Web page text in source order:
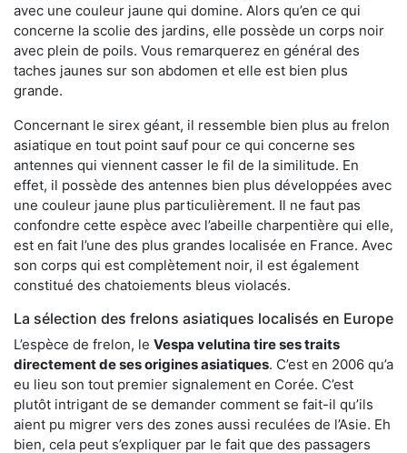
avec une couleur jaune qui domine. Alors qu’en ce qui
concerne la scolie des jardins, elle possède un corps noir
avec plein de poils. Vous remarquerez en général des
taches jaunes sur son abdomen et elle est bien plus
grande.
Concernant le sirex géant, il ressemble bien plus au frelon
asiatique en tout point sauf pour ce qui concerne ses
antennes qui viennent casser le fil de la similitude. En
effet, il possède des antennes bien plus développées avec
une couleur jaune plus particulièrement. Il ne faut pas
confondre cette espèce avec l’abeille charpentière qui elle,
est en fait l’une des plus grandes localisée en France. Avec
son corps qui est complètement noir, il est également
constitué des chatoiements bleus violacés.
La sélection des frelons asiatiques localisés en Europe
L’espèce de frelon, le Vespa velutina tire ses traits
directement de ses origines asiatiques. C’est en 2006 qu’a
eu lieu son tout premier signalement en Corée. C’est
plutôt intrigant de se demander comment se fait-il qu’ils
aient pu migrer vers des zones aussi reculées de l’Asie. Eh
bien, cela peut s’expliquer par le fait que des passagers